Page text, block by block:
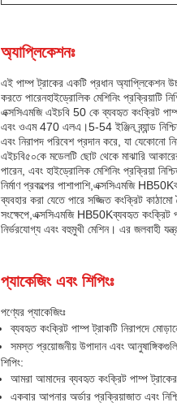
অ্যাপ্লিকেশনঃ
এই পাম্প ট্রাকের একটি প্রধান অ্যাপ্লিকেশন
করতে পারেনহাইড্রোলিক মেশিনিং প্রক্রিয়াটি
এক্সসিএমজি এইচবি 50 কে ব্যবহৃত কংক্রিট
এবং ওএম 470 এলএ।5-54 ইঞ্জিন ব্র্যান্ড
এবং নিরাপদ পরিবেশ প্রদান করে, যা যেকোনো
এইচবি৫০কে মডেলটি ছোট থেকে মাঝারি
পারেন, এবং হাইড্রোলিক মেশিনিং প্রক্রিয়া
নির্মাণ প্রকল্পের পাশাপাশি,এক্সসিএমজি HB50K
ব্যবহার করা যেতে পারে সজ্জিত কংক্রিট
সংক্ষেপে, এক্সসিএমজি HB50Kব্যবহৃত কংক্রিট
নির্ভরযোগ্য এবং বহুমুখী মেশিন। এর জলবাহী
প্যাকেজিং এবং শিপিংঃ
পণ্যের প্যাকেজিংঃ
ব্যবহৃত কংক্রিট পাম্প ট্রাকটি নিরাপদে
সমস্ত প্রয়োজনীয় উপাদান এবং
শিপিং:
আমরা আমাদের ব্যবহৃত কংক্রিট পাম্প
একবার আপনার অর্ডার প্রক্রিয়াজাত এবং